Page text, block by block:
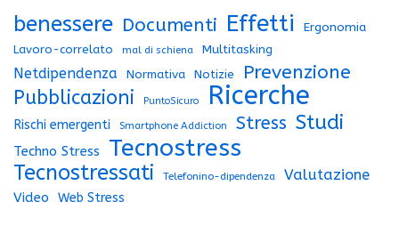
benessere Documenti Effetti Ergonomia
Lavoro-correlato mal di schiena Multitasking
Netdipendenza Normativa Notizie Prevenzione
Pubblicazioni PuntoSicuro Ricerche
Rischi emergenti Smartphone Addiction Stress Studi
Techno Stress Tecnostress
Tecnostressati Telefonino-dipendenza Valutazione
Video Web Stress